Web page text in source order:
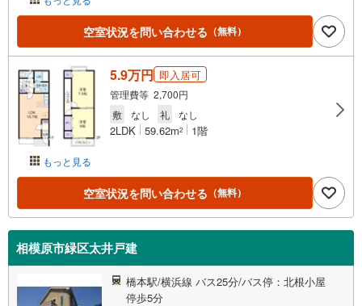
空室状況を問い合わせる （無料）
もっと見る
5.9万円 即入居可
管理費等 2,700円
敷
なし 礼 なし
2LDK 59.62m2 1階
空室状況を問い合わせる （無料）
相模原市緑区太井戸建
橋本駅/横浜線 バス25分/バス停：北根小屋
停歩5分